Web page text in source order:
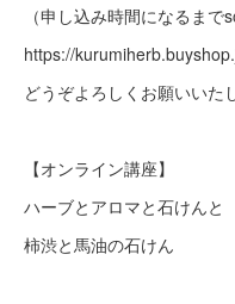
（申し込み時間になるまで
https://
どうぞよろしくお願いいた
【オンライン講座】
ハーブとアロマと石けんと
柿渋と馬油の石けん